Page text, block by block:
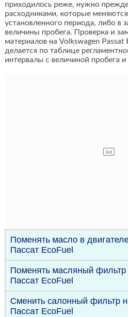
приходилось реже, нужно прежде
расходниками, которые
установленного периода, либо в
величины пробега. Проверка и
материалов на Volkswagen Passat
делается по таблице
интервалы с величиной пробега и
Поменять масло в
Пассат EcoFuel
Поменять масляный фильтр
Пассат EcoFuel
Сменить салонный фильтр
Пассат EcoFuel